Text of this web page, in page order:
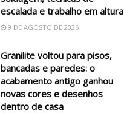
escalada e trabalho em altura
9 DE AGOSTO DE 2026
Granilite voltou para pisos,
bancadas e paredes: o
acabamento antigo ganhou
novas cores e desenhos
dentro de casa